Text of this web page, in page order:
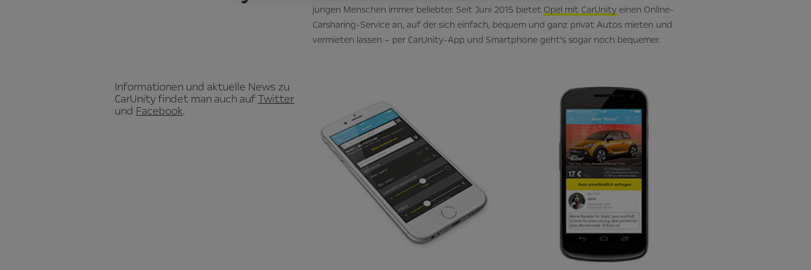
jungen Menschen immer beliebter. Seit Juni 2015 bietet Opel mit CarUnity einen Online-
Carsharing-Service an, auf der sich einfach, bequem und ganz privat Autos mieten und
vermieten lassen – per CarUnity-App und Smartphone geht’s sogar noch bequemer.
Informationen und aktuelle News zu
CarUnity findet man auch auf Twitter
und Facebook.